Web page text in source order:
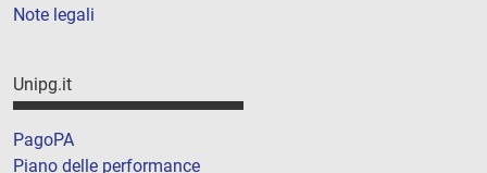
Note legali
Unipg.it
PagoPA
Piano delle performance